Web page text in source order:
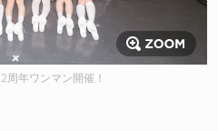
周年ワンマン開催！